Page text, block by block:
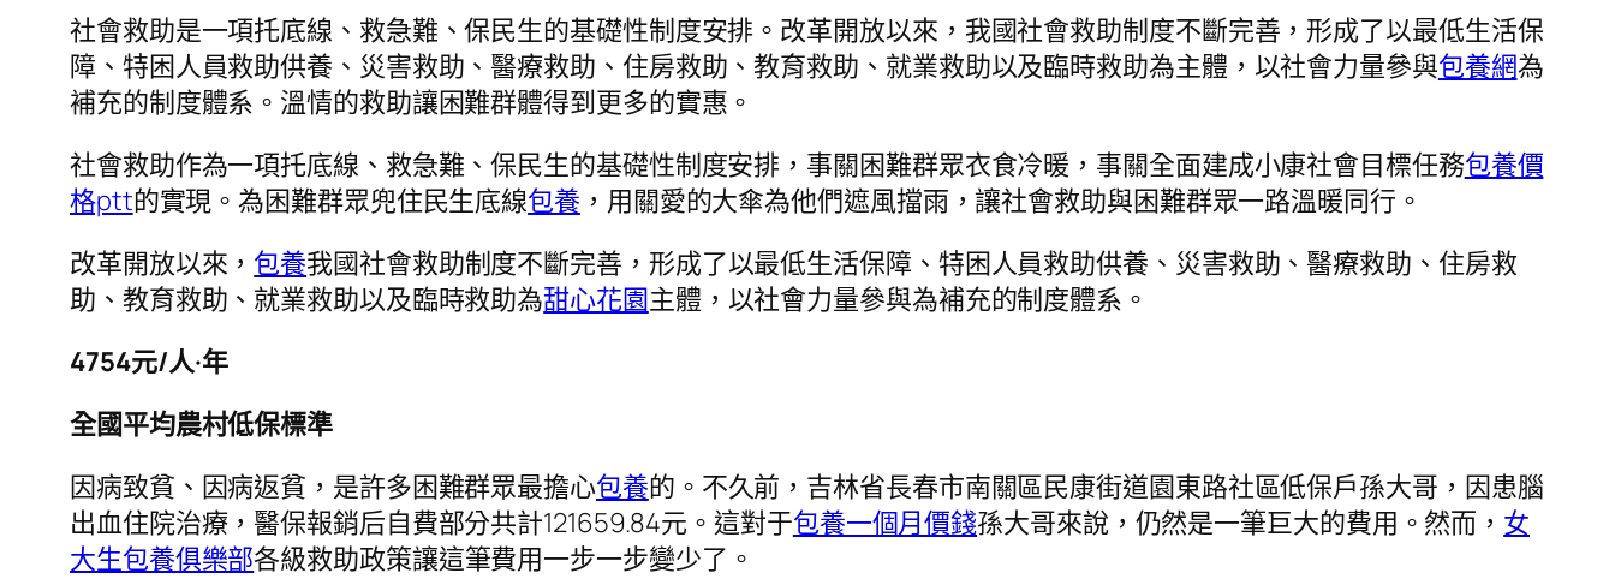
社會救助是一項托底線、救急難、保民生的基礎性制度安排。改革開放以來，我國社會救助制度不斷完善，形成了以最低生活保
障、特困人員救助供養、災害救助、醫療救助、住房救助、教育救助、就業救助以及臨時救助為主體，以社會力量參與包養網為
補充的制度體系。溫情的救助讓困難群體得到更多的實惠。
社會救助作為一項托底線、救急難、保民生的基礎性制度安排，事關困難群眾衣食冷暖，事關全面建成小康社會目標任務包養價
格ptt的實現。為困難群眾兜住民生底線包養 ，用關愛的大傘為他們遮風擋雨，讓社會救助與困難群眾一路溫暖同行。
改革開放以來， 包養我國社會救助制度不斷完善，形成了以最低生活保障、特困人員救助供養、災害救助、醫療救助、住房救
助、教育救助、就業救助以及臨時救助為甜心花園主體，以社會力量參與為補充的制度體系。
4754元/人·年
全國平均農村低保標準
因病致貧、因病返貧，是許多困難群眾最擔心包養的。不久前，吉林省長春市南關區民康街道園東路社區低保戶孫大哥，因患腦
出血住院治療，醫保報銷后自費部分共計121659.84元。這對于包養一個月價錢孫大哥來說，仍然是一筆巨大的費用。然而， 女
大生包養俱樂部各級救助政策讓這筆費用一步一步變少了。